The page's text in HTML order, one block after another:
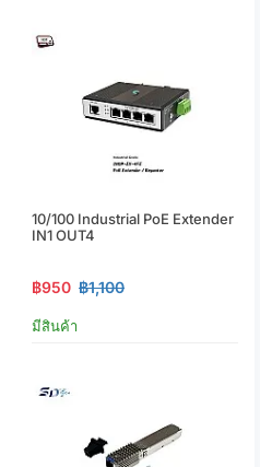
10/100 Industrial PoE Extender
IN1 OUT4
฿950 ฿1,100
มีสินค้า